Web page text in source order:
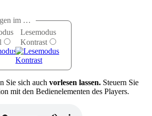
im …
Lesemodus
Kontrast
Sie sich auch vorlesen lassen. Steuern Sie
mit den Bedienelementen des Players.